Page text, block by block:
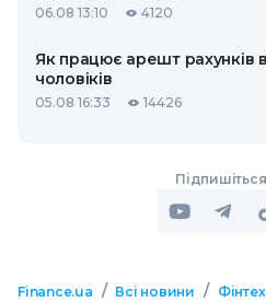
06.08 13:10 4120
Як працює арешт рахунків
чоловіків
05.08 16:33 14426
Finance.ua / Всі новини /